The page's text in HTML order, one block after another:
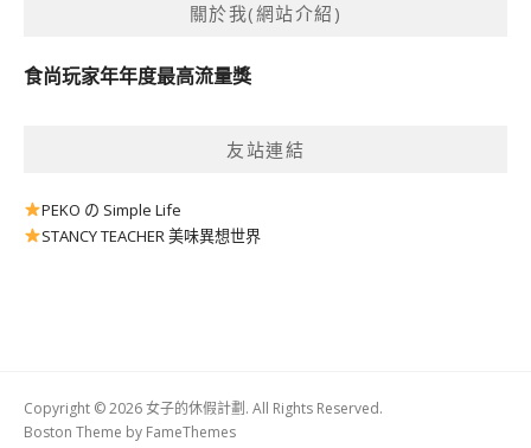
關於我(網站介紹)
食尚玩家年年度最高流量獎
友站連結
PEKO の Simple Life
STANCY TEACHER 美味異想世界
Copyright © 2026 女子的休假計劃. All Rights Reserved.
Boston Theme by FameThemes